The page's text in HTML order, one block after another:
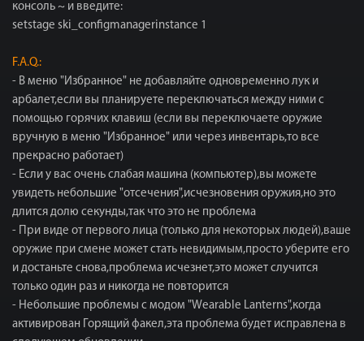
консоль ~ и введите:
setstage ski_configmanagerinstance 1
F.A.Q.:
- В меню "Избранное" не добавляйте одновременно лук и
арбалет,если вы планируете переключаться между ними с
помощью горячих клавиш (если вы переключаете оружие
вручную в меню "Избранное" или через инвентарь,то все
прекрасно работает)
- Если у вас очень слабая машина (компьютер),вы можете
увидеть небольшие "отсечения",исчезновения оружия,но это
длится долю секунды,так что это не проблема
- При виде от первого лица (только для некоторых людей),ваше
оружие при смене может стать невидимым,просто уберите его
и достаньте снова,проблема исчезнет,это может случится
только один раз и никогда не повторится
- Небольшие проблемы с модом "Wearable Lanterns",когда
активирован Горящий факел,эта проблема будет исправлена в